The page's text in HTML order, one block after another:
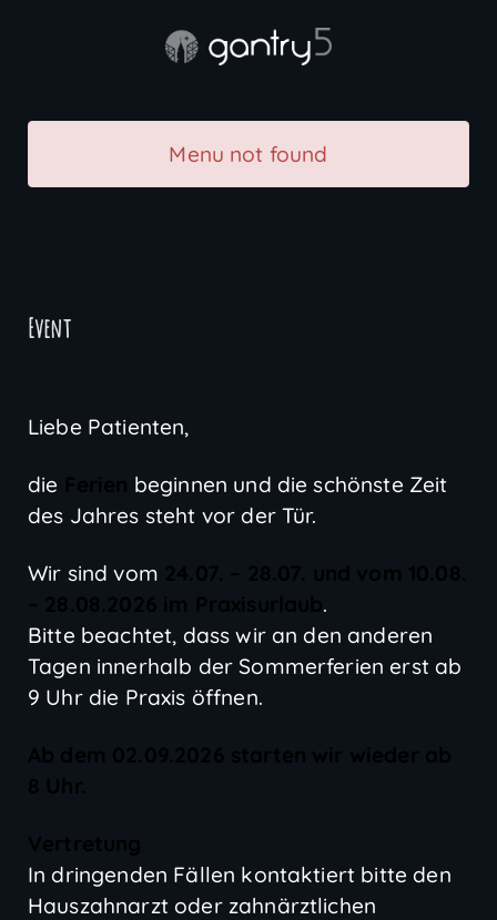
Menu not found
Event
Liebe Patienten,
die Ferien beginnen und die schönste Zeit
des Jahres steht vor der Tür.
Wir sind vom 24.07. – 28.07. und vom 10.08.
– 28.08.2026 im Praxisurlaub.
Bitte beachtet, dass wir an den anderen
Tagen innerhalb der Sommerferien erst ab
9 Uhr die Praxis öffnen.
Ab dem 02.09.2026 starten wir wieder ab
8 Uhr.
Vertretung
In dringenden Fällen kontaktiert bitte den
Hauszahnarzt oder zahnärztlichen